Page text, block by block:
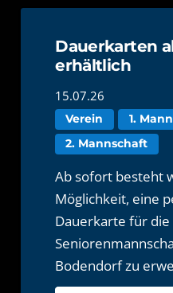
Dauerkarten
erhältlich
15.07.26
Verein
1.
2. Mannschaft
Ab sofort besteht
Möglichkeit, eine
Dauerkarte für die
Bodendorf zu